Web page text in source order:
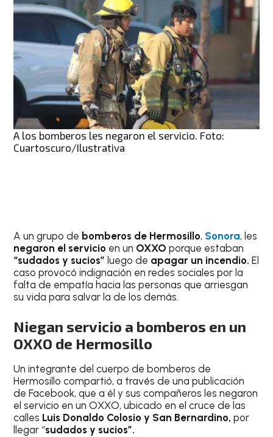
A los bomberos les negaron el servicio. Foto:
Cuartoscuro/Ilustrativa
A un grupo de bomberos de Hermosillo, Sonora, les
negaron el servicio en un OXXO porque estaban
“sudados y sucios” luego de apagar un incendio. El
caso provocó indignación en redes sociales por la
falta de empatía hacia las personas que arriesgan
su vida para salvar la de los demás.
Niegan servicio a bomberos en un
OXXO de Hermosillo
Un integrante del cuerpo de bomberos de
Hermosillo compartió, a través de una publicación
de Facebook, que a él y sus compañeros les negaron
el servicio en un OXXO, ubicado en el cruce de las
calles Luis Donaldo Colosio y San Bernardino,por
llegar “sudados y sucios”.